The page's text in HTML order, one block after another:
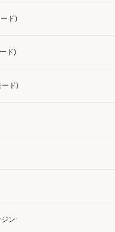
ド)
ド)
ード)
ン